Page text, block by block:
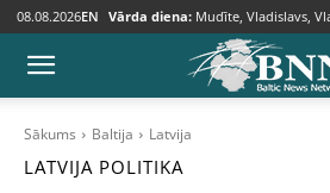
08.08.2026EN Vārda diena: Mudīte, Vladislavs,
Sākums Baltija Latvija
LATVIJA POLITIKA